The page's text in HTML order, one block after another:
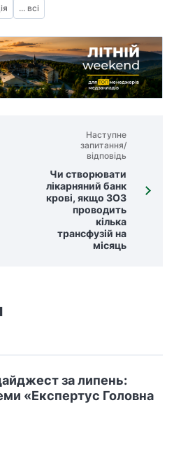
... всі
Наступне
запитання/
відповідь
Чи створювати
лікарняний банк
крові, якщо ЗОЗ
проводить
кілька
трансфузій на
місяць
за липень:
«Експертус Головна